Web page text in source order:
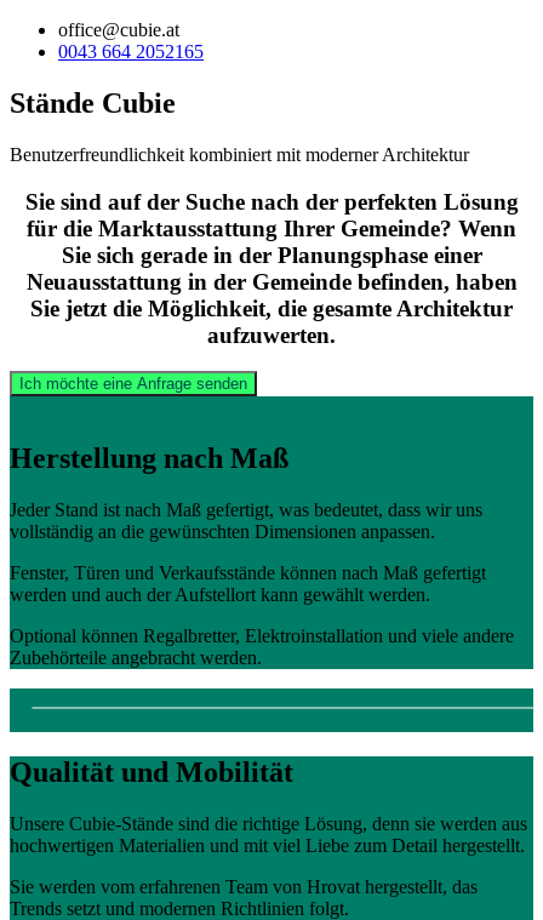
office@cubie.at
0043 664 2052165
Stände Cubie
Benutzerfreundlichkeit kombiniert mit moderner Architektur
Sie sind auf der Suche nach der perfekten Lösung
für die Marktausstattung Ihrer Gemeinde? Wenn
Sie sich gerade in der Planungsphase einer
Neuausstattung in der Gemeinde befinden, haben
Sie jetzt die Möglichkeit, die gesamte Architektur
aufzuwerten.
Ich möchte eine Anfrage senden
Herstellung nach Maß
Jeder Stand ist nach Maß gefertigt, was bedeutet, dass wir uns
vollständig an die gewünschten Dimensionen anpassen.
Fenster, Türen und Verkaufsstände können nach Maß gefertigt
werden und auch der Aufstellort kann gewählt werden.
Optional können Regalbretter, Elektroinstallation und viele andere
Zubehörteile angebracht werden.
Qualität und Mobilität
Unsere Cubie-Stände sind die richtige Lösung, denn sie werden aus
hochwertigen Materialien und mit viel Liebe zum Detail hergestellt.
Sie werden vom erfahrenen Team von Hrovat hergestellt, das
Trends setzt und modernen Richtlinien folgt.